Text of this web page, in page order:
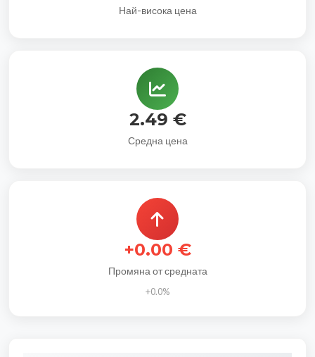
Най-висока цена
2.49 €
Средна цена
+0.00 €
Промяна от средната
+0.0%